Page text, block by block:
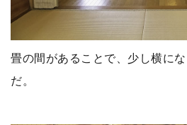
畳の間があることで、少し横に
だ。